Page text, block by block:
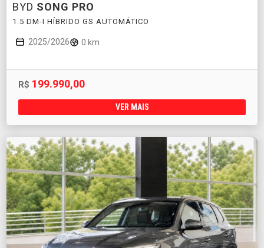
BYD SONG PRO
1.5 DM-I HÍBRIDO GS AUTOMÁTICO
2025/2026 0 km
R$ 199.990,00
VER MAIS